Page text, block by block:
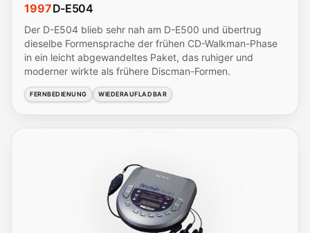
1997D-E504
Der D-E504 blieb sehr nah am D-E500 und übertrug
dieselbe Formensprache der frühen CD-Walkman-Phase
in ein leicht abgewandeltes Paket, das ruhiger und
moderner wirkte als frühere Discman-Formen.
FERNBEDIENUNG WIEDERAUFLADBAR